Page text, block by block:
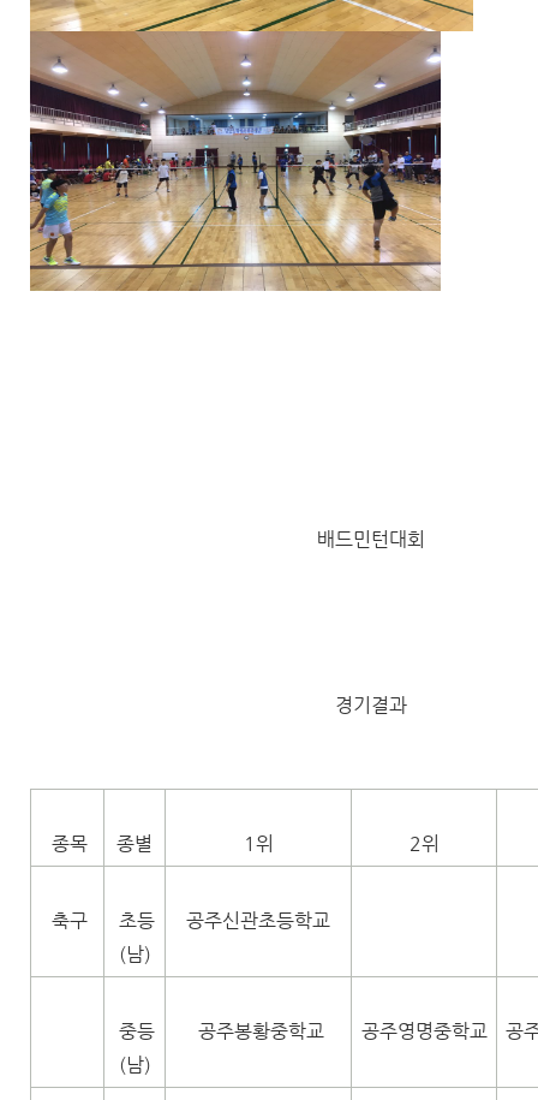
배드민턴대회
경기결과
종목 종별 1위 2위
축구
초등
(남)
공주신관초등학교
중등
(남)
공주봉황중학교 공주영명중학교 공